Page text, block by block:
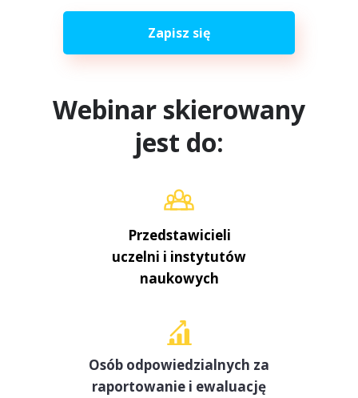
Zapisz się
Webinar skierowany
jest do:
Przedstawicieli
uczelni i instytutów
naukowych
Osób odpowiedzialnych za
raportowanie i ewaluację